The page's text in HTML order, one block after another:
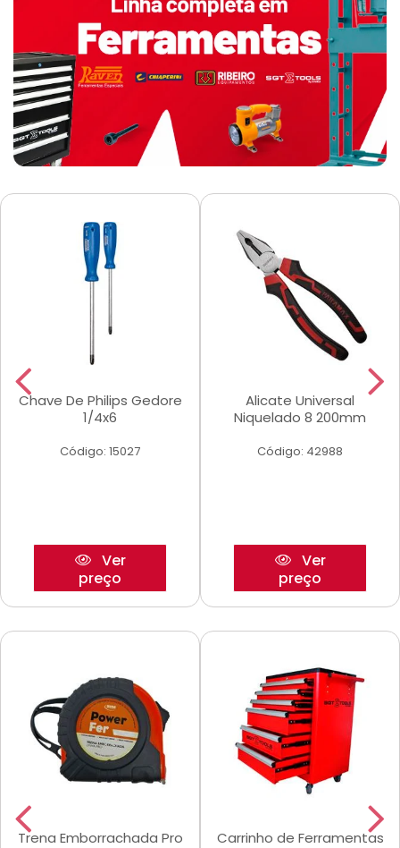
Chave De Philips Gedore
1/4x6
Código: 15027
Ver
preço
Alicate Universal
Niquelado 8 200mm
Código: 42988
Ver
preço
Trena Emborrachada Pro
Carrinho de Ferramentas